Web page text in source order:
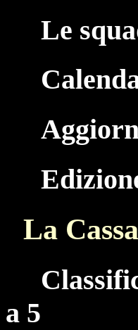
Le
La
a 5